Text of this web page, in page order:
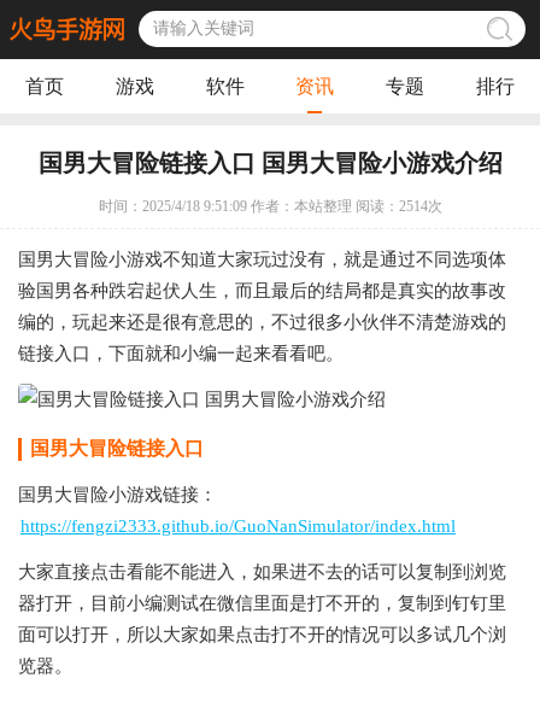
首页 游戏 软件 资讯 专题 排行
国男大冒险链接入口 国男大冒险小游戏介绍
时间：2025/4/18 9:51:09 作者：本站整理 阅读： 2514次
国男大冒险小游戏不知道大家玩过没有，就是通过不同选项体
验国男各种跌宕起伏人生，而且最后的结局都是真实的故事改
编的，玩起来还是很有意思的，不过很多小伙伴不清楚游戏的
链接入口，下面就和小编一起来看看吧。
国男大冒险链接入口
国男大冒险小游戏链接：
https://fengzi2333.github.io/GuoNanSimulator/index.html
大家直接点击看能不能进入，如果进不去的话可以复制到浏览
器打开，目前小编测试在微信里面是打不开的，复制到钉钉里
面可以打开，所以大家如果点击打不开的情况可以多试几个浏
览器。